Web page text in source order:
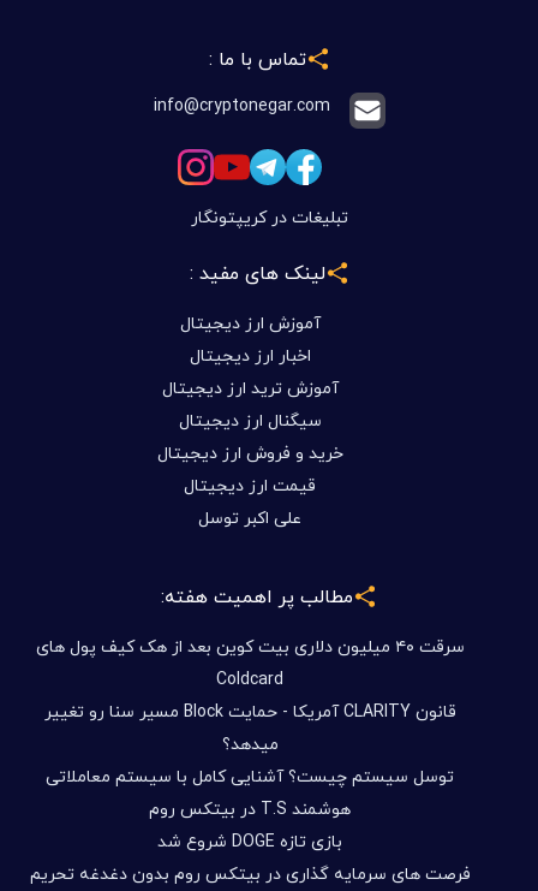
تماس با ما :
info@cryptonegar.com
تبلیغات در کریپتونگار
لینک های مفید :
آموزش ارز دیجیتال
اخبار ارز دیجیتال
آموزش ترید ارز دیجیتال
سیگنال ارز دیجیتال
خرید و فروش ارز دیجیتال
قیمت ارز دیجیتال
علی اکبر توسل
مطالب پر اهمیت هفته:
سرقت ۴۰ میلیون دلاری بیت کوین بعد از هک کیف پول های
Coldcard
قانون CLARITY آمریکا - حمایت Block مسیر سنا رو تغییر
میدهد؟
توسل سیستم چیست؟ آشنایی کامل با سیستم معاملاتی
هوشمند T.S در بیتکس روم
بازی تازه DOGE شروع شد
فرصت های سرمایه گذاری در بیتکس روم بدون دغدغه تحریم